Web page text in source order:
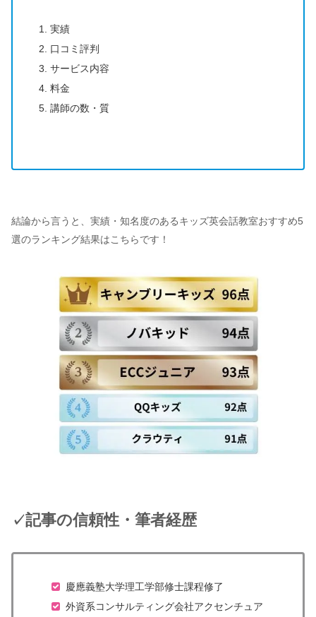
実績
口コミ評判
サービス内容
料金
講師の数・質
結論から言うと、実績・知名度のあるキッズ英会話教室おすすめ5
選のランキング結果はこちらです！
✓記事の信頼性・筆者経歴
慶應義塾大学理工学部修士課程修了
外資系コンサルティング会社アクセンチュア